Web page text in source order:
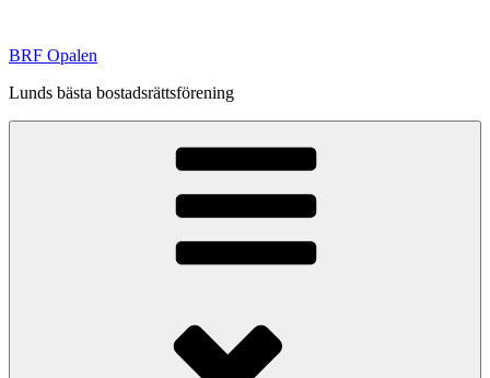
innehåll
BRF Opalen
Lunds bästa bostadsrättsförening